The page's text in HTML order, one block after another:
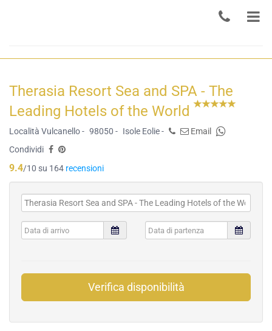
Therasia Resort Sea and SPA - The
Leading Hotels of the World
Località Vulcanello - 98050 - Isole Eolie -
Email
Condividi
9.4/10 su 164 recensioni
Verifica disponibilità